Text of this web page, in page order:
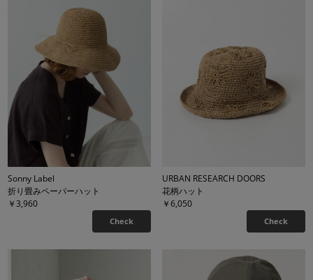
Sonny Label
折り畳みペーパーハット
￥3,960
Check
URBAN RESEARCH DOORS
花柄ハット
￥6,050
Check